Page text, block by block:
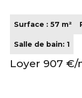
de bains, une
Logement fibré.
Surface : 57 m²
Salle de bain: 1
Loyer 907 €/